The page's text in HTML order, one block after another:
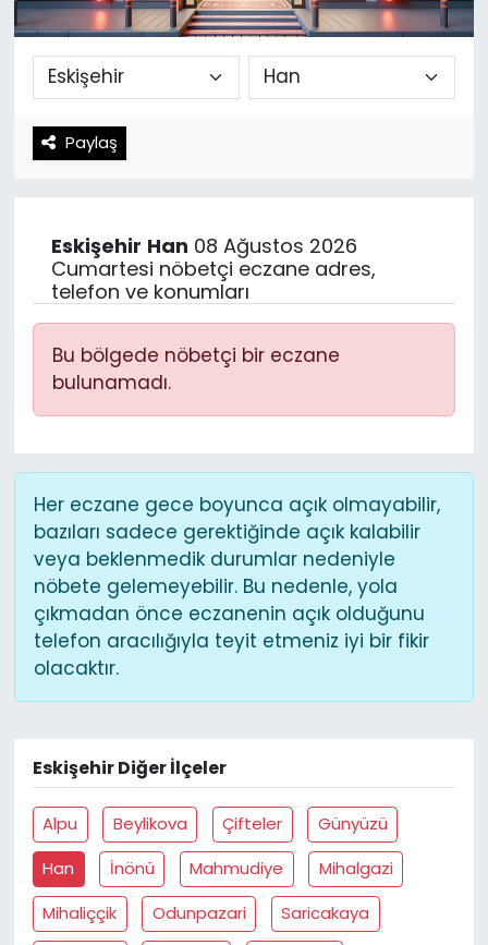
Paylaş
Eskişehir Han 08 Ağustos 2026
Cumartesi nöbetçi eczane adres,
telefon ve konumları
Bu bölgede nöbetçi bir eczane
bulunamadı.
Her eczane gece boyunca açık olmayabilir,
bazıları sadece gerektiğinde açık kalabilir
veya beklenmedik durumlar nedeniyle
nöbete gelemeyebilir. Bu nedenle, yola
çıkmadan önce eczanenin açık olduğunu
telefon aracılığıyla teyit etmeniz iyi bir fikir
olacaktır.
Eskişehir Diğer İlçeler
Alpu Beylikova Çifteler
Günyüzü
Han
İnönü Mahmudiye
Mihalgazi
Mihaliççik
Odunpazari
Saricakaya
Spor
Teknoloji
Resmi İlanlar
Teknoloji
Yaşam
Künye
İletişim